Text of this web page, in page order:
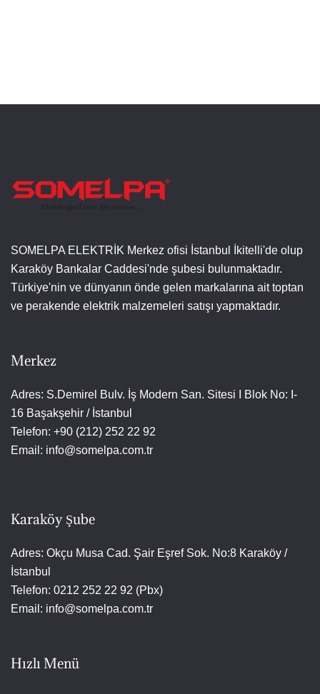
SOMELPA ELEKTRİK Merkez ofisi İstanbul İkitelli'de olup
Karaköy Bankalar Caddesi'nde şubesi bulunmaktadır.
Türkiye'nin ve dünyanın önde gelen markalarına ait toptan
ve perakende elektrik malzemeleri satışı yapmaktadır.
Merkez
Adres: S.Demirel Bulv. İş Modern San. Sitesi I Blok No: I-
16 Başakşehir / İstanbul
Telefon: +90 (212) 252 22 92
Email: info@somelpa.com.tr
Karaköy Şube
Adres: Okçu Musa Cad. Şair Eşref Sok. No:8 Karaköy /
İstanbul
Telefon: 0212 252 22 92 (Pbx)
Email: info@somelpa.com.tr
Hızlı Menü